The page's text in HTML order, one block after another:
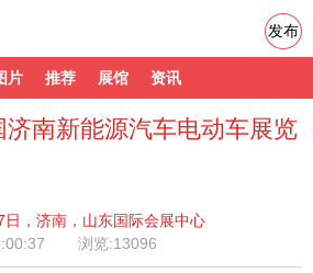
片 推荐 展馆 资讯
发布
济南新能源汽车电动车展览
，济南，山东国际会展中心
浏览:13096